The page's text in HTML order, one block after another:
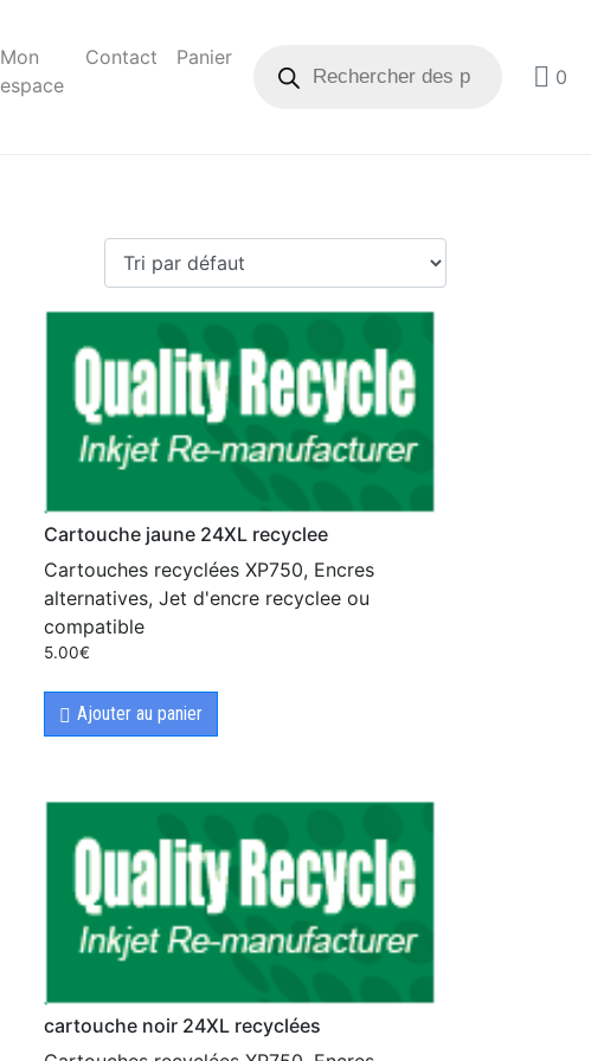
Mon
espace
Contact
Panier
0
Cartouche jaune 24XL recyclee
Cartouches recyclées XP750, Encres
alternatives, Jet d'encre recyclee ou
compatible
5.00€
Ajouter au panier
cartouche noir 24XL recyclées